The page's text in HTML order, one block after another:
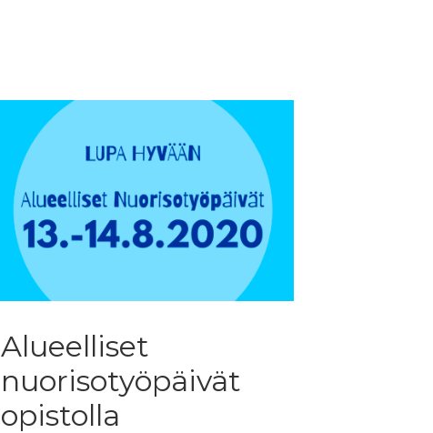
Alueelliset
nuorisotyöpäivät
opistolla